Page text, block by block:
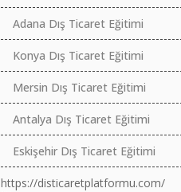
Adana Dış Ticaret Eğitimi
Konya Dış Ticaret Eğitimi
Mersin Dış Ticaret Eğitimi
Antalya Dış Ticaret Eğitimi
Eskişehir Dış Ticaret Eğitimi
https://disticaretplatformu.com/